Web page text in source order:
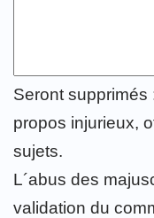
Seront
propos injurieux,
sujets.
L´abus des
validation du